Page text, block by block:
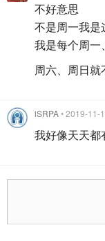
不好意思
不是周一我是
我是每个周一
周六、周日就
iSRPA• 2019-11-
我好像天天